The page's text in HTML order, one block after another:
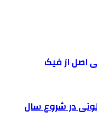
اصل از فیک
در شروع سال